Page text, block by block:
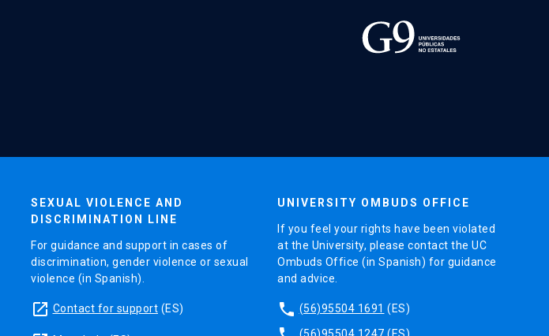
SEXUAL VIOLENCE AND
DISCRIMINATION LINE
For guidance and support in cases of
discrimination, gender violence or sexual
violence (in Spanish).
launch Contact for support (ES)
UNIVERSITY OMBUDS OFFICE
If you feel your rights have been violated
at the University, please contact the UC
Ombuds Office (in Spanish) for guidance
and advice.
phone (56)95504 1691 (ES)